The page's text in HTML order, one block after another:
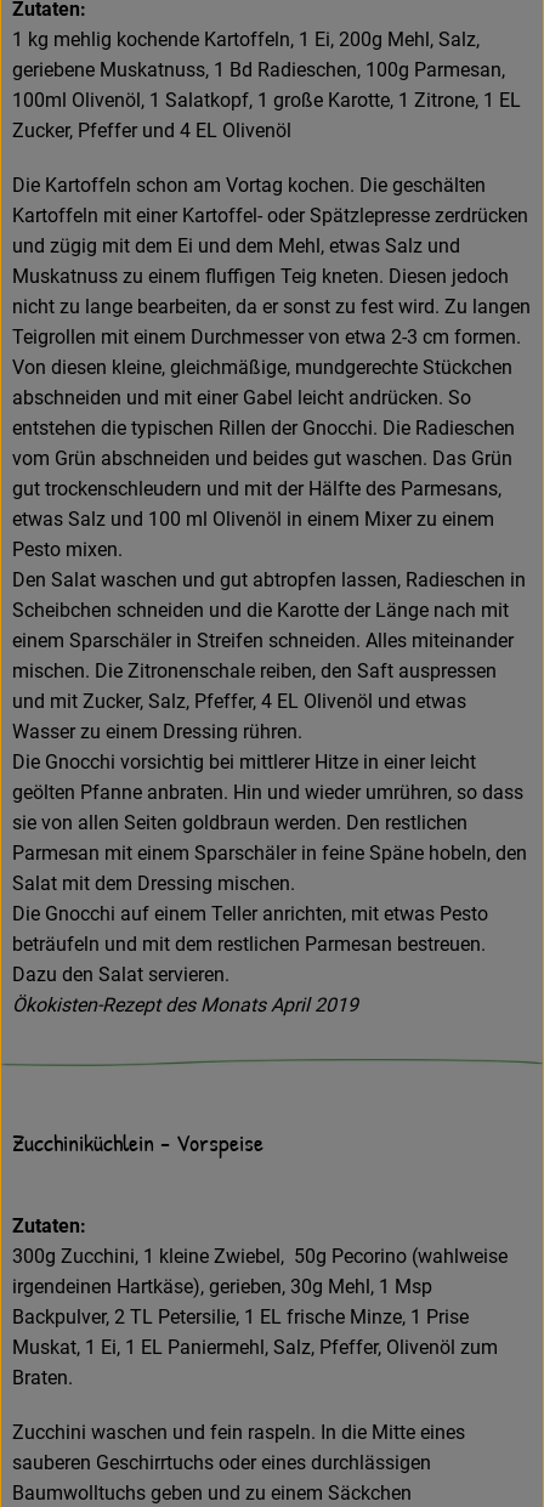
Zutaten:
1 kg mehlig kochende Kartoffeln, 1 Ei, 200g Mehl, Salz,
geriebene Muskatnuss, 1 Bd Radieschen, 100g Parmesan,
100ml Olivenöl, 1 Salatkopf, 1 große Karotte, 1 Zitrone, 1 EL
Zucker, Pfeffer und 4 EL Olivenöl
Die Kartoffeln schon am Vortag kochen. Die geschälten
Kartoffeln mit einer Kartoffel- oder Spätzlepresse zerdrücken
und zügig mit dem Ei und dem Mehl, etwas Salz und
Muskatnuss zu einem fluffigen Teig kneten. Diesen jedoch
nicht zu lange bearbeiten, da er sonst zu fest wird. Zu langen
Teigrollen mit einem Durchmesser von etwa 2-3 cm formen.
Von diesen kleine, gleichmäßige, mundgerechte Stückchen
abschneiden und mit einer Gabel leicht andrücken. So
entstehen die typischen Rillen der Gnocchi. Die Radieschen
vom Grün abschneiden und beides gut waschen. Das Grün
gut trockenschleudern und mit der Hälfte des Parmesans,
etwas Salz und 100 ml Olivenöl in einem Mixer zu einem
Pesto mixen.
Den Salat waschen und gut abtropfen lassen, Radieschen in
Scheibchen schneiden und die Karotte der Länge nach mit
einem Sparschäler in Streifen schneiden. Alles miteinander
mischen. Die Zitronenschale reiben, den Saft auspressen
und mit Zucker, Salz, Pfeffer, 4 EL Olivenöl und etwas
Wasser zu einem Dressing rühren.
Die Gnocchi vorsichtig bei mittlerer Hitze in einer leicht
geölten Pfanne anbraten. Hin und wieder umrühren, so dass
sie von allen Seiten goldbraun werden. Den restlichen
Parmesan mit einem Sparschäler in feine Späne hobeln, den
Salat mit dem Dressing mischen.
Die Gnocchi auf einem Teller anrichten, mit etwas Pesto
beträufeln und mit dem restlichen Parmesan bestreuen.
Dazu den Salat servieren.
Ökokisten-Rezept des Monats April 2019
Zucchiniküchlein - Vorspeise
Zutaten:
300g Zucchini, 1 kleine Zwiebel, 50g Pecorino (wahlweise
irgendeinen Hartkäse), gerieben, 30g Mehl, 1 Msp
Backpulver, 2 TL Petersilie, 1 EL frische Minze, 1 Prise
Muskat, 1 Ei, 1 EL Paniermehl, Salz, Pfeffer, Olivenöl zum
Braten.
Zucchini waschen und fein raspeln. In die Mitte eines
sauberen Geschirrtuchs oder eines durchlässigen
Baumwolltuchs geben und zu einem Säckchen